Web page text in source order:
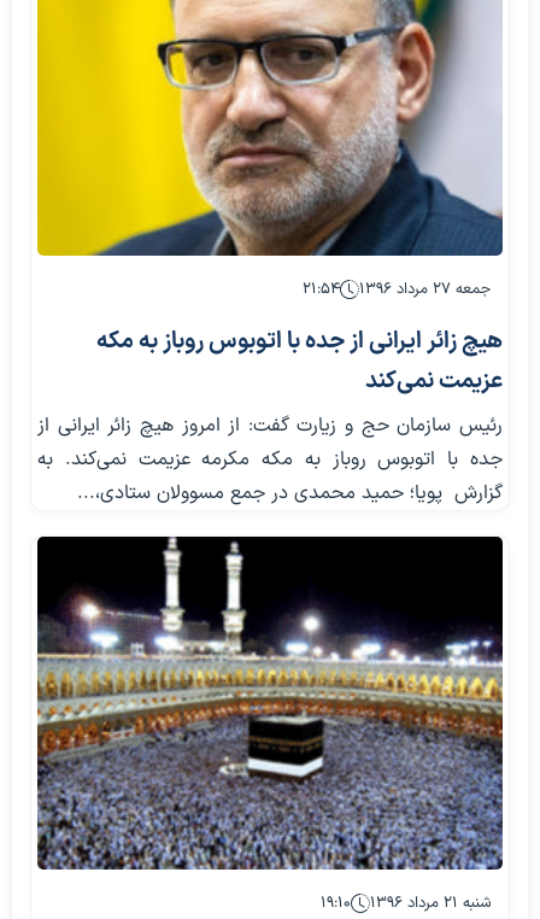
جمعه ۲۷ مرداد ۱۳۹۶ ۲۱:۵۴
هیچ زائر ایرانی از جده با اتوبوس روباز به مکه
عزیمت نمی‌کند
رئیس سازمان حج و زیارت گفت: از امروز هیچ زائر ایرانی از
جده با اتوبوس روباز به مکه مکرمه عزیمت نمی‌کند. به
گزارش پویا؛ حمید محمدی در جمع مسوولان ستادی،...
شنبه ۲۱ مرداد ۱۳۹۶ ۱۹:۱۰